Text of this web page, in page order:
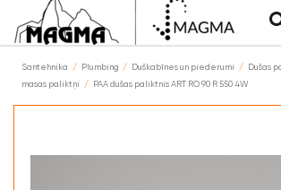
Santehnika Plumbing Duškabīnes un piederumi Dušas
masas paliktņi
PAA dušas paliktnis ART RO 90 R 550 4W